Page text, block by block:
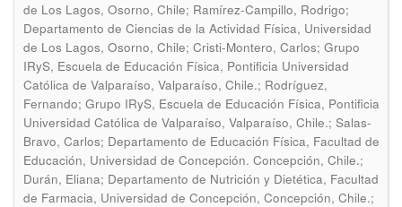
de Los Lagos, Osorno, Chile; Ramírez-Campillo, Rodrigo;
Departamento de Ciencias de la Actividad Física, Universidad
de Los Lagos, Osorno, Chile; Cristi-Montero, Carlos; Grupo
IRyS, Escuela de Educación Física, Pontificia Universidad
Católica de Valparaíso, Valparaíso, Chile.; Rodríguez,
Fernando; Grupo IRyS, Escuela de Educación Física, Pontificia
Universidad Católica de Valparaíso, Valparaíso, Chile.; Salas-
Bravo, Carlos; Departamento de Educación Física, Facultad de
Educación, Universidad de Concepción. Concepción, Chile.;
Durán, Eliana; Departamento de Nutrición y Dietética, Facultad
de Farmacia, Universidad de Concepción, Concepción, Chile.;